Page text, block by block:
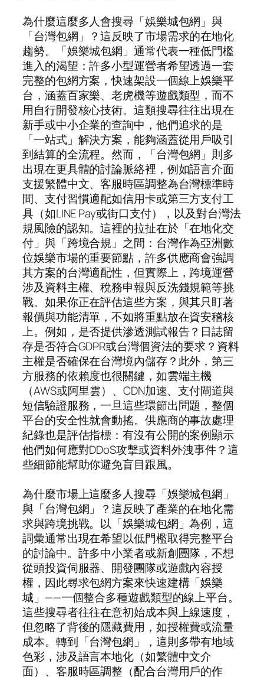
為什麼這麼多人會搜尋「娛樂城包網」與
「台灣包網」？這反映了市場需求的在地化
趨勢。「娛樂城包網」通常代表一種低門檻
進入的渴望：許多小型運營者希望透過一套
完整的包網方案，快速架設一個線上娛樂平
台，涵蓋百家樂、老虎機等遊戲類型，而不
用自行開發核心技術。這類搜尋往往出現在
新手或中小企業的查詢中，他們追求的是
「一站式」解決方案，能夠涵蓋從用戶吸引
到結算的全流程。然而，「台灣包網」則多
出現在更具體的討論脈絡裡，例如語言介面
支援繁體中文、客服時區調整為台灣標準時
間、支付習慣適配如信用卡或第三方支付工
具（如LINE Pay或街口支付），以及對台灣法
規風險的認知。這裡的拉扯在於「在地化交
付」與「跨境合規」之間：台灣作為亞洲數
位娛樂市場的重要節點，許多供應商會強調
其方案的台灣適配性，但實際上，跨境運營
涉及資料主權、稅務申報與反洗錢規範等挑
戰。如果你正在評估這些方案，與其只盯著
報價與功能清單，不如將重點放在資安稽核
上。例如，是否提供滲透測試報告？日誌留
存是否符合GDPR或台灣個資法的要求？資料
主權是否確保在台灣境內儲存？此外，第三
方服務的依賴度也很關鍵，如雲端主機
（AWS或阿里雲）、CDN加速、支付閘道與
短信驗證服務，一旦這些環節出問題，整個
平台的安全性就會動搖。供應商的事故處理
紀錄也是評估指標：有沒有公開的案例顯示
他們如何應對DDoS攻擊或資料外洩事件？這
些細節能幫助你避免盲目跟風。
為什麼市場上這麼多人搜尋「娛樂城包網」
與「台灣包網」？這反映了產業的在地化需
求與跨境挑戰。以「娛樂城包網」為例，這
詞彙通常出現在希望以低門檻取得完整平台
的討論中。許多中小業者或新創團隊，不想
從頭投資伺服器、開發團隊或遊戲內容授
權，因此尋求包網方案來快速建構「娛樂
城」——一個整合多種遊戲類型的線上平台。
這些搜尋者往往在意初始成本與上線速度，
但忽略了背後的隱藏費用，如授權費或流量
成本。轉到「台灣包網」，這則多帶有地域
色彩，涉及語言本地化（如繁體中文介
面）、客服時區調整（配合台灣用戶的作